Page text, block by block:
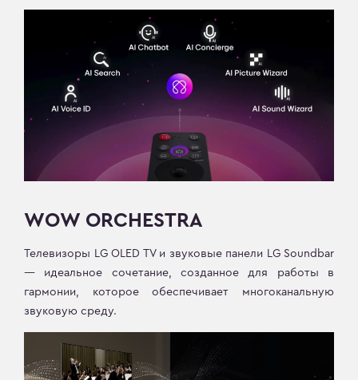
WOW ORCHESTRA
Телевизоры LG OLED TV и звуковые панели LG Soundbar
— идеальное сочетание, созданное для работы в
гармонии, которое обеспечивает многоканальную
звуковую среду.